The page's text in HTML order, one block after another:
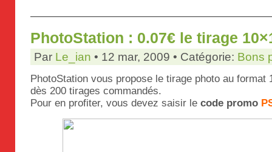
PhotoStation : 0.07€ le tirage
Par Le_ian • 12 mar, 2009 • Catégorie: Bons
PhotoStation vous propose le tirage photo au format
dès 200 tirages commandés.
Pour en profiter, vous devez saisir le code promo